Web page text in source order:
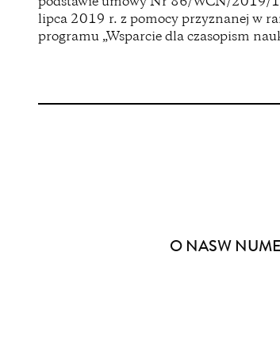
new
window)
podstawie umowy Nr 86/WCN/2019/
lipca 2019 r. z pomocy przyznanej w
programu „Wsparcie dla czasopism
Menu
O NASW